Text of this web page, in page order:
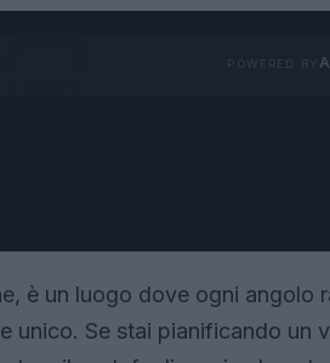
è un luogo dove ogni angolo
unico. Se stai pianificando un